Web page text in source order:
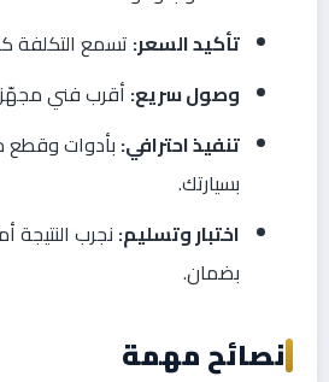
تأكيد السعر: تسمع التكلفة
وصول سريع: أقرب فني مجهّز
تنفيذ احترافي:بأدوات وقطع
بسيارتك.
اختبار وتسليم: نجرب
بضمان.
نصائح مهمة